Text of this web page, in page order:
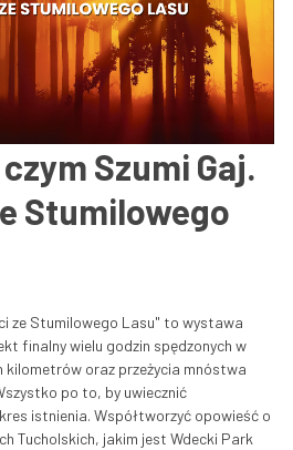
Szumi Gaj.
Stumilowego
ze Stumilowego Lasu" to wystawa
finalny wielu godzin spędzonych w
kilometrów oraz przeżycia mnóstwa
po to, by uwiecznić
istnienia. Współtworzyć opowieść o
Tucholskich, jakim jest Wdecki Park